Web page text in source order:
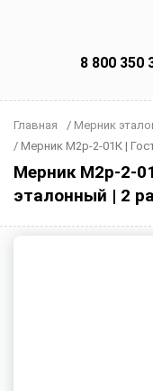
8 800 350
Главная / Мерник
/ Мерник М2р-2-01К |
Мерник М2р-2-
эталонный | 2